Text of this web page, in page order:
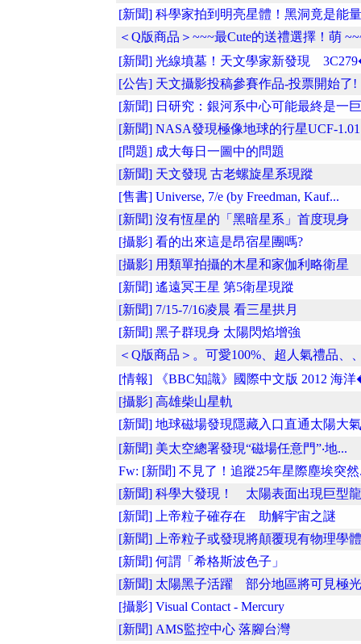
[新聞] 科學家拍到明亮星體！黑洞竟是能
＜Q版商品＞~~~最Cute的送禮選擇！萌
[新聞] 光線墳墓！天文學家新發現
[公告] 天文攝影投稿參賽作品-投票開始了!
[新聞] 日研究：銀河系中心可能最終是一
[新聞] NASA發現極像地球的行星UCF-1.01
[問題] 成大每日一圖中的問題
[新聞] 天文發現 古老螺旋星系現蹤
[售書] Universe, 7/e (by Freedman, Kauf...
[新聞] 沒有恆星的「黑暗星系」首度現身
[攝影] 看的出來這是昂宿星團嗎?
[攝影] 用類單拍攝的木星和家伽利略衛星
[新聞] 遙遠冥王星 第5衛星現蹤
[新聞] 7/15-7/16凌晨 看三星拱月
[新聞] 黑子群現身 太陽閃焰增強
＜Q版商品＞。可愛100%、超人氣禮品、
[情報] 《BBC知識》國際中文版 2012 海
[攝影] 高雄柴山星軌
[新聞] 地球磁場發現隱藏入口直通太陽大
[新聞] 美太空總署發現“磁場任意門”‧地...
Fw: [新聞] 不見了！追蹤25年星際塵埃突然
[新聞] 科學大發現！ 太陽表面出現巨型
[新聞] 上帝粒子確存在 助解宇宙之謎
[新聞] 上帝粒子或發現將顛覆現有物理學
[新聞] 何謂「希格斯波色子」
[新聞] 太陽黑子活躍 部分地區將可見極光
[攝影] Visual Contact - Mercury
[新聞] AMS監控中心 落腳台灣